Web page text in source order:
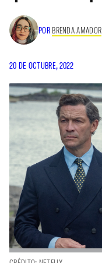
POR BRENDA AMADOR
20 DE OCTUBRE, 2022